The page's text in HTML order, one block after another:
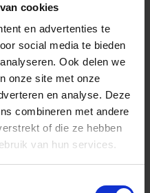
cookies
en advertenties te
social media te bieden
Ook delen we
onze site met onze
en analyse. Deze
combineren met andere
of die ze hebben
van hun services.
Zondag:
Gesloten